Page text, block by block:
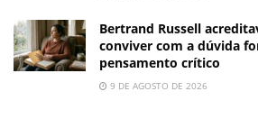
Bertrand Russell
conviver com a dúvida
pensamento crítico
9 DE AGOSTO DE 2026